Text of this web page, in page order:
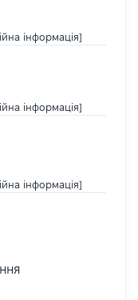
інформація]
інформація]
інформація]